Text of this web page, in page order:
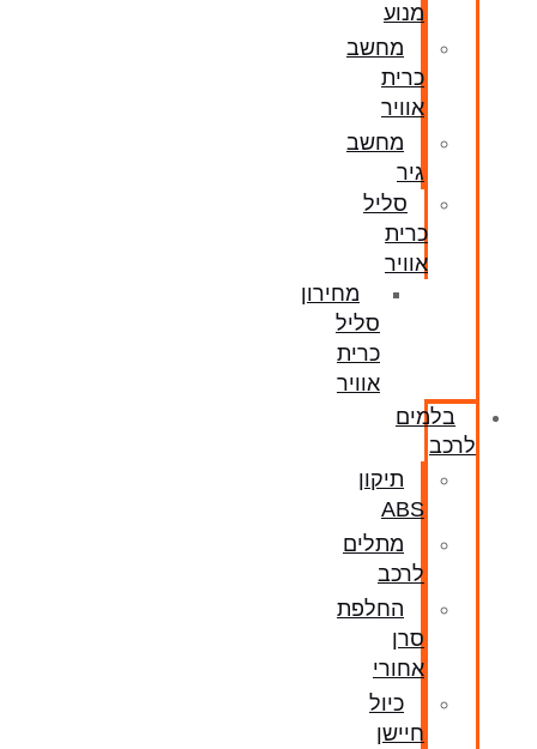
מנוע
מחשב
כרית
אוויר
מחשב
גיר
סליל
כרית
אוויר
מחירון
סליל
כרית
אוויר
בלמים
לרכב
תיקון
ABS
מתלים
לרכב
החלפת
סרן
אחורי
כיול
חיישן